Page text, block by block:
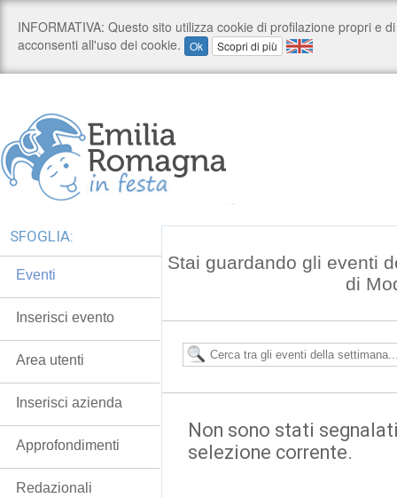
Stai guardando gli eventi
di
Non sono stati
selezione corrente.
SFOGLIA:
Eventi
Inserisci evento
Area utenti
Inserisci azienda
Approfondimenti
Redazionali